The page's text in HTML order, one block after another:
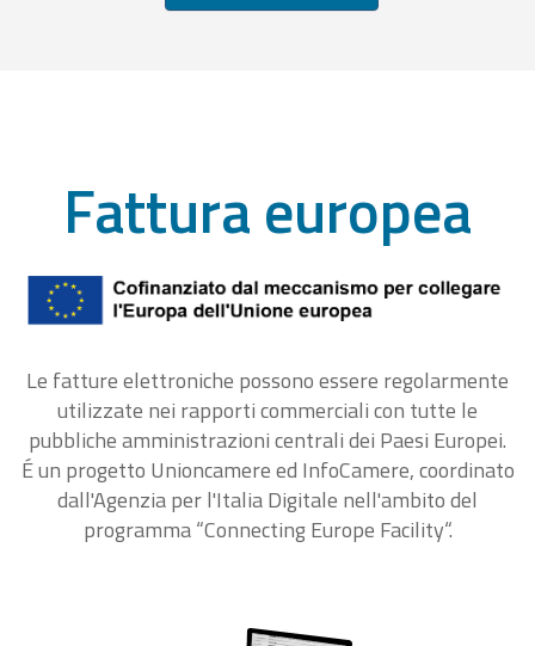
Fattura europea
Le fatture elettroniche possono essere regolarmente
utilizzate nei rapporti commerciali con tutte le
pubbliche amministrazioni centrali dei Paesi Europei.
É un progetto Unioncamere ed InfoCamere, coordinato
dall'Agenzia per l'Italia Digitale nell'ambito del
programma “Connecting Europe Facility“.